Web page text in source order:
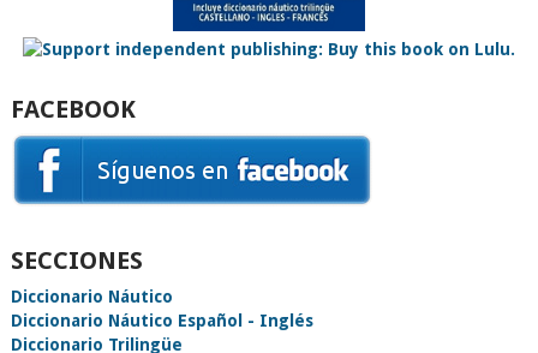
FACEBOOK
SECCIONES
Diccionario Náutico
Diccionario Náutico Español - Inglés
Diccionario Trilingüe